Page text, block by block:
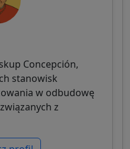
Concepción,
stanowisk
w odbudowę
z